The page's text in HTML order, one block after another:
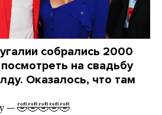
собрались 2000
на свадьбу
Оказалось, что там
— 🤣🤣🤣🤣🤣